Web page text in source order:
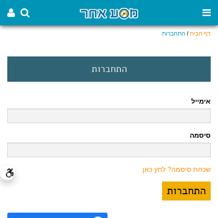
דף הבית/ התחברות
התחברות
אימייל
סיסמה
שכחת סיסמה? לחץ כאן